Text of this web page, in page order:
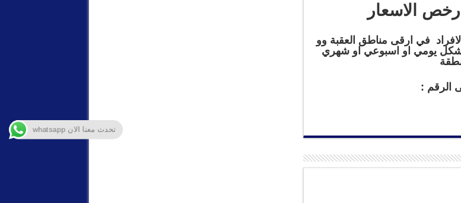
الاسعار
في ارقى مناطق العقبة وو
يومي او اسبوعي او شهري
الرقم :
تحدث معنا الان whatsapp